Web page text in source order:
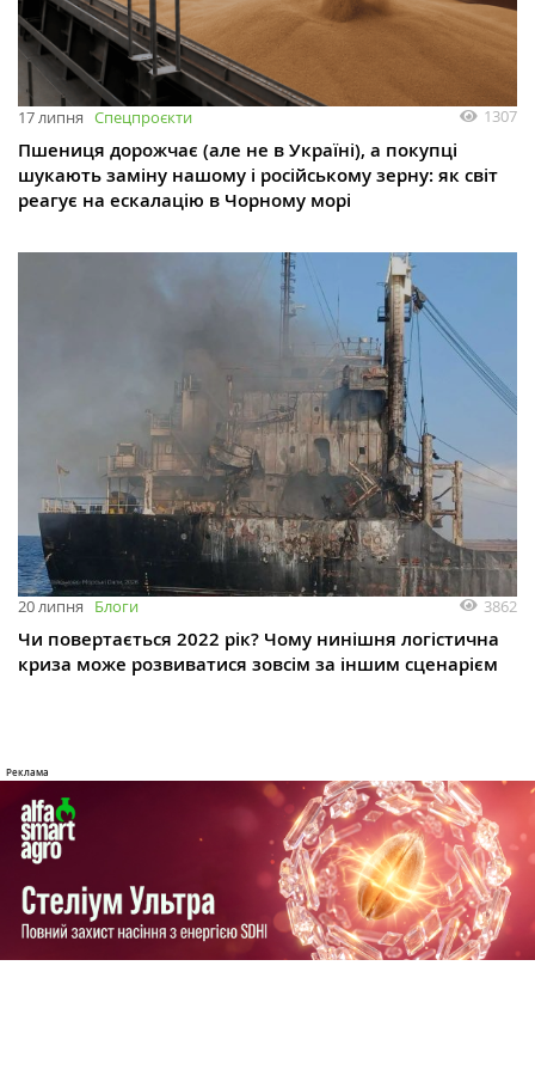
17 липня Спецпроєкти 1307
Пшениця дорожчає (але не в Україні), а покупці
шукають заміну нашому і російському зерну: як світ
реагує на ескалацію в Чорному морі
20 липня Блоги 3862
Чи повертається 2022 рік? Чому нинішня логістична
криза може розвиватися зовсім за іншим сценарієм